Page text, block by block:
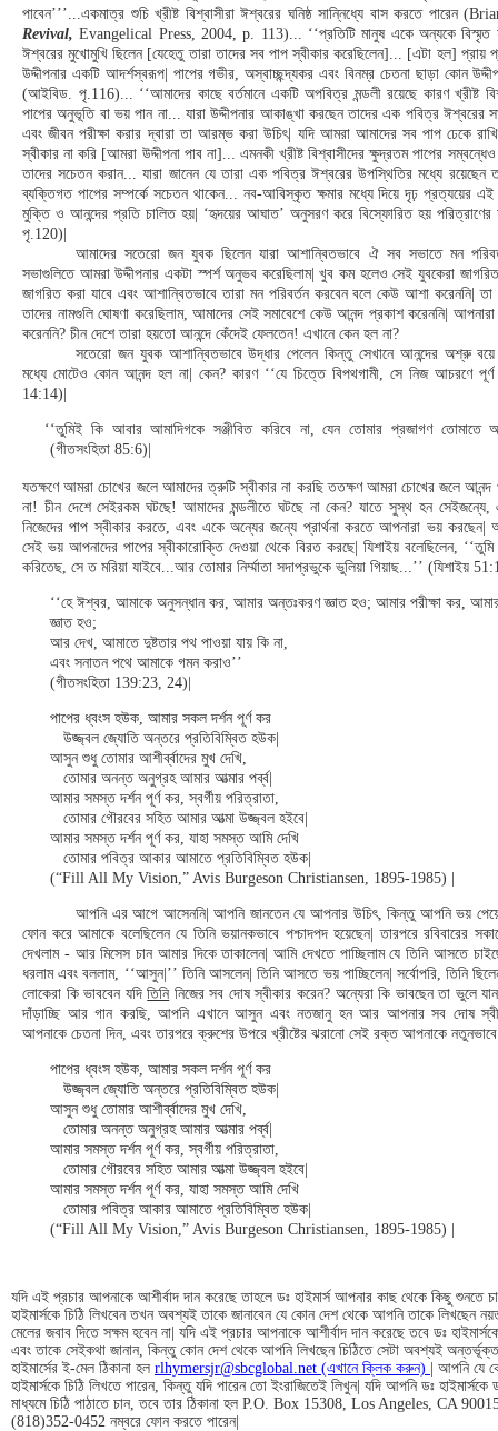
পাবেন’’’...একমাত্র শুচি খ্রীষ্ট বিশ্বাসীরা ঈশ্বরের ঘনিষ্ঠ সান্নিধ্যে বাস করতে পারেন
Revival, Evangelical Press, 2004, p. 113)... ‘‘প্রতিটি মানুষ একে অন্যকে বিস্মৃত
ঈশ্বরের মুখোমুখি ছিলেন [যেহেতু তারা তাদের সব পাপ স্বীকার করেছিলেন]... [এটা হল] প্রায়
উদ্দীপনার একটি আদর্শস্বরূপ| পাপের গভীর, অস্বাচ্ছন্দ্যকর এবং বিনম্র চেতনা ছাড়া কোন
(আইবিড. পৃ.116)... ‘‘আমাদের কাছে বর্তমানে একটি অপবিত্র মন্ডলী রয়েছে কারণ খ্রীষ্ট
পাপের অনুভূতি বা ভয় পান না... যারা উদ্দীপনার আকাঙ্খা করছেন তাদের এক পবিত্র ঈশ্বরের
এবং জীবন পরীক্ষা করার দ্বারা তা আরম্ভ করা উচিৎ| যদি আমরা আমাদের সব পাপ ঢেকে
স্বীকার না করি [আমরা উদ্দীপনা পাব না]... এমনকী খ্রীষ্ট বিশ্বাসীদের ক্ষুদ্রতম পাপের
তাদের সচেতন করান... যারা জানেন যে তারা এক পবিত্র ঈশ্বরের উপস্থিতির মধ্যে রয়েছেন
ব্যক্তিগত পাপের সম্পর্কে সচেতন থাকেন... নব-আবিস্কৃত ক্ষমার মধ্যে দিয়ে দৃঢ় প্রত্যয়ের এই
মুক্তি ও আনন্দের প্রতি চালিত হয়| ‘হৃদয়ের আঘাত’ অনুসরণ করে বিস্ফোরিত হয়
পৃ.120)|
আমাদের সতেরো জন যুবক ছিলেন যারা আশান্বিতভাবে ঐ সব সভাতে মন
সভাগুলিতে আমরা উদ্দীপনার একটা স্পর্শ অনুভব করেছিলাম| খুব কম হলেও সেই যুবকেরা জাগরিত
জাগরিত করা যাবে এবং আশান্বিতভাবে তারা মন পরিবর্তন করবেন বলে কেউ আশা করেননি|
তাদের নামগুলি ঘোষণা করেছিলাম, আমাদের সেই সমাবেশে কেউ আনন্দ প্রকাশ করেননি|
করেননি? চীন দেশে তারা হয়তো আনন্দে কেঁদেই ফেলতেন! এখানে কেন হল না?
সতেরো জন যুবক আশান্বিতভাবে উদ্ধার পেলেন কিন্তু সেখানে আনন্দের অশ্রু
মধ্যে মোটেও কোন আনন্দ হল না| কেন? কারণ ‘‘যে চিত্তে বিপথগামী, সে নিজ আচরণে পূর্ণ
14:14)|
‘‘তুমিই কি আবার আমাদিগকে সঞ্জীবিত করিবে না, যেন তোমার প্রজাগণ তোমাতে
(গীতসংহিতা 85:6)|
যতক্ষণে আমরা চোখের জলে আমাদের ত্রুটি স্বীকার না করছি ততক্ষণ আমরা চোখের জলে আনন্দ
না! চীন দেশে সেইরকম ঘটছে! আমাদের মন্ডলীতে ঘটছে না কেন? যাতে সুস্থ হন
নিজেদের পাপ স্বীকার করতে, এবং একে অন্যের জন্যে প্রার্থনা করতে আপনারা ভয় করছেন|
সেই ভয় আপনাদের পাপের স্বীকারোক্তি দেওয়া থেকে বিরত করছে| যিশাইয় বলেছিলেন, ‘‘তুমি
করিতেছ, সে ত মরিয়া যাইবে...আর তোমার নির্ম্মাতা সদাপ্রভুকে ভুলিয়া গিয়াছ...’’ (যিশাইয়
‘‘হে ঈশ্বর, আমাকে অনুসন্ধান কর, আমার অন্তঃকরণ জ্ঞাত হও; আমার পরীক্ষা কর,
জ্ঞাত হও;
আর দেখ, আমাতে দুষ্টতার পথ পাওয়া যায় কি না,
এবং সনাতন পথে আমাকে গমন করাও’’
(গীতসংহিতা 139:23, 24)|
পাপের ধ্বংস হউক, আমার সকল দর্শন পূর্ণ কর
উজ্জ্বল জ্যোতি অন্তরে প্রতিবিম্বিত হউক|
আসুন শুধু তোমার আশীর্ব্বাদের মুখ দেখি,
তোমার অনন্ত অনুগ্রহ আমার আত্মার পর্ব্ব|
আমার সমস্ত দর্শন পূর্ণ কর, স্বর্গীয় পরিত্রাতা,
তোমার গৌরবের সহিত আমার আত্মা উজ্জ্বল হইবে|
আমার সমস্ত দর্শন পূর্ণ কর, যাহা সমস্ত আমি দেখি
তোমার পবিত্র আকার আমাতে প্রতিবিম্বিত হউক|
(“Fill All My Vision,” Avis Burgeson Christiansen, 1895-1985) |
আপনি এর আগে আসেননি| আপনি জানতেন যে আপনার উচিৎ, কিন্তু আপনি ভয়
ফোন করে আমাকে বলেছিলেন যে তিনি ভয়ানকভাবে পশ্চাদপদ হয়েছেন| তারপরে রবিবারের
দেখলাম - আর মিসেস চান আমার দিকে তাকালেন| আমি দেখতে পাচ্ছিলাম যে তিনি আসতে
ধরলাম এবং বললাম, ‘‘আসুন|’’ তিনি আসলেন| তিনি আসতে ভয় পাচ্ছিলেন| সর্বোপরি, তিনি
লোকেরা কি ভাববেন যদিতিনিনিজের সব দোষ স্বীকার করেন? অন্যেরা কি ভাবছেন তা ভুলে
দাঁড়াচ্ছি আর গান করছি, আপনি এখানে আসুন এবং নতজানু হন আর আপনার সব দোষ
আপনাকে চেতনা দিন, এবং তারপরে ক্রুশের উপরে খ্রীষ্টের ঝরানো সেই রক্ত আপনাকে
পাপের ধ্বংস হউক, আমার সকল দর্শন পূর্ণ কর
উজ্জ্বল জ্যোতি অন্তরে প্রতিবিম্বিত হউক|
আসুন শুধু তোমার আশীর্ব্বাদের মুখ দেখি,
তোমার অনন্ত অনুগ্রহ আমার আত্মার পর্ব্ব|
আমার সমস্ত দর্শন পূর্ণ কর, স্বর্গীয় পরিত্রাতা,
তোমার গৌরবের সহিত আমার আত্মা উজ্জ্বল হইবে|
আমার সমস্ত দর্শন পূর্ণ কর, যাহা সমস্ত আমি দেখি
তোমার পবিত্র আকার আমাতে প্রতিবিম্বিত হউক|
(“Fill All My Vision,” Avis Burgeson Christiansen, 1895-1985) |
যদি এই প্রচার আপনাকে আশীর্বাদ দান করেছে তাহলে ডঃ হাইমার্স আপনার কাছ থেকে কিছু শুনতে
হাইমার্সকে চিঠি লিখবেন তখন অবশ্যই তাকে জানাবেন যে কোন দেশ থেকে আপনি তাকে লিখছেন
মেলের জবাব দিতে সক্ষম হবেন না| যদি এই প্রচার আপনাকে আশীর্বাদ দান করেছে তবে ডঃ
এবং তাকে সেইকথা জানান, কিন্তু কোন দেশ থেকে আপনি লিখছেন চিঠিতে সেটা অবশ্যই
হাইমার্সের ই-মেল ঠিকানা হল rlhymersjr@sbcglobal.net (এখানে ক্লিক করুন)
| আপনি যে
হাইমার্সকে চিঠি লিখতে পারেন, কিন্তু যদি পারেন তো ইংরাজিতেই লিখুন| যদি আপনি ডঃ হাইমার্সকে
মাধ্যমে চিঠি পাঠাতে চান, তবে তার ঠিকানা হল P.O. Box 15308, Los Angeles, CA
(818)352-0452 নম্বরে ফোন করতে পারেন|